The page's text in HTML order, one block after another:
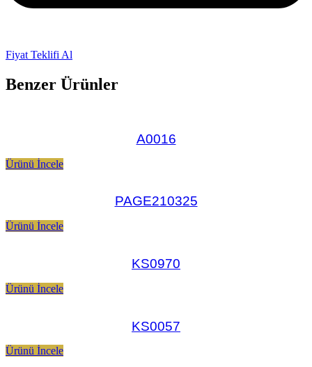
Fiyat Teklifi Al
Benzer Ürünler
A0016
Ürünü İncele
PAGE210325
Ürünü İncele
KS0970
Ürünü İncele
KS0057
Ürünü İncele